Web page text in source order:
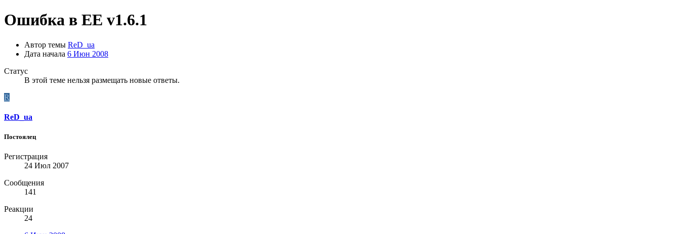
Ошибка в EE v1.6.1
Автор темы ReD_ua
Дата начала 6 Июн 2008
Статус
В этой теме нельзя размещать новые ответы.
R
ReD_ua
Постоялец
Регистрация
24 Июл 2007
Сообщения
141
Реакции
24